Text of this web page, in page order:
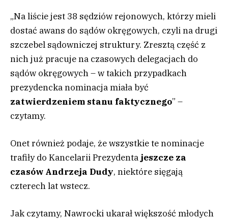
„Na liście jest 38 sędziów rejonowych, którzy mieli
dostać awans do sądów okręgowych, czyli na drugi
szczebel sądowniczej struktury. Zresztą część z
nich już pracuje na czasowych delegacjach do
sądów okręgowych – w takich przypadkach
prezydencka nominacja miała być
zatwierdzeniem stanu faktycznego” –
czytamy.
Onet również podaje, że wszystkie te nominacje
trafiły do Kancelarii Prezydenta jeszcze za
czasów Andrzeja Dudy, niektóre sięgają
czterech lat wstecz.
Jak czytamy, Nawrocki ukarał większość młodych